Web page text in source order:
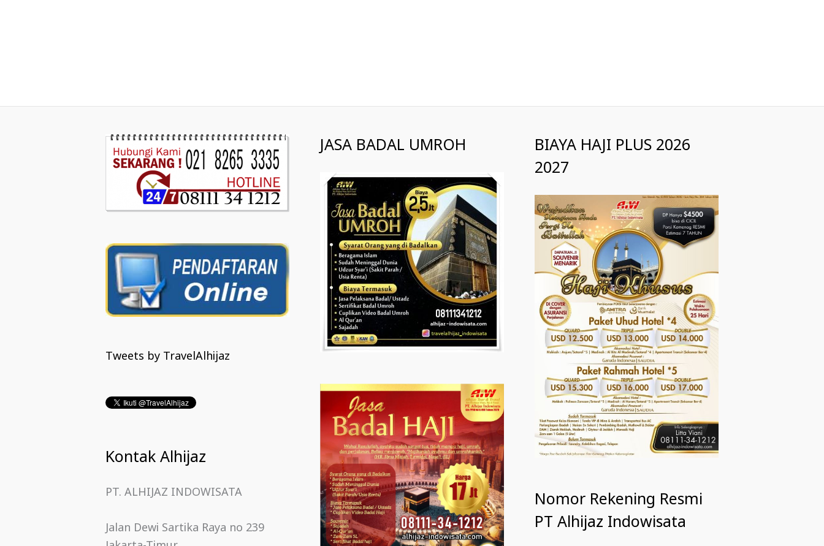
Tweets by TravelAlhijaz
Kontak Alhijaz
PT. ALHIJAZ INDOWISATA
Jalan Dewi Sartika Raya no 239
JASA BADAL UMROH
BIAYA HAJI PLUS 2026
2027
Nomor Rekening Resmi
PT Alhijaz Indowisata